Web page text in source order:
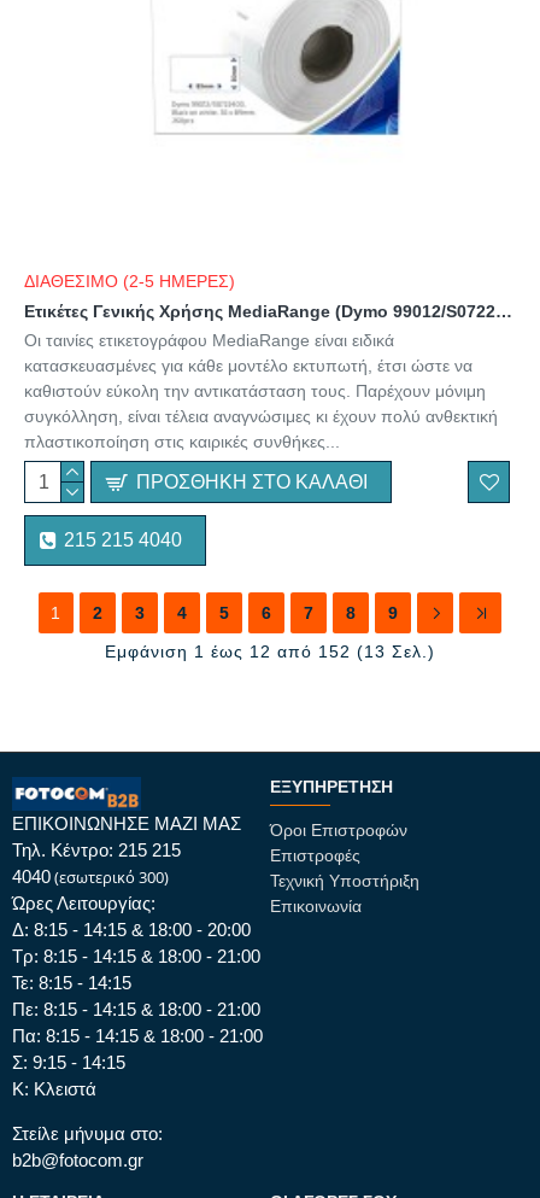
ΔΙΑΘΕΣΙΜΟ (2-5 ΗΜΕΡΕΣ)
Ετικέτες Γενικής Χρήσης MediaRange (Dymo 99012/S0722400) 36x89mm. 260 pcs (Μαύρα Γράμματα σε Λευκό Φόντο) (MRDY99012)
Οι ταινίες ετικετογράφου MediaRange είναι ειδικά
κατασκευασμένες για κάθε μοντέλο εκτυπωτή, έτσι ώστε να
καθιστούν εύκολη την αντικατάσταση τους. Παρέχουν μόνιμη
συγκόλληση, είναι τέλεια αναγνώσιμες κι έχουν πολύ ανθεκτική
πλαστικοποίηση στις καιρικές συνθήκες...
ΠΡΟΣΘΉΚΗ ΣΤΟ ΚΑΛΆΘΙ
215 215 4040
1 2 3 4 5 6 7 8
9
Εμφάνιση 1 έως 12 από 152 (13 Σελ.)
ΕΠΙΚΟΙΝΩΝΗΣΕ ΜΑΖΙ ΜΑΣ
Τηλ. Κέντρο: 215 215
4040(εσωτερικό 300)
Ώρες Λειτουργίας:
Δ: 8:15 - 14:15 & 18:00 - 20:00
Τρ: 8:15 - 14:15 & 18:00 - 21:00
Τε: 8:15 - 14:15
Πε: 8:15 - 14:15 & 18:00 - 21:00
Πα: 8:15 - 14:15 & 18:00 - 21:00
Σ: 9:15 - 14:15
Κ: Κλειστά
Στείλε μήνυμα στο:
b2b@fotocom.gr
ΕΞΥΠΗΡΈΤΗΣΗ
Όροι Επιστροφών
Επιστροφές
Τεχνική Υποστήριξη
Επικοινωνία